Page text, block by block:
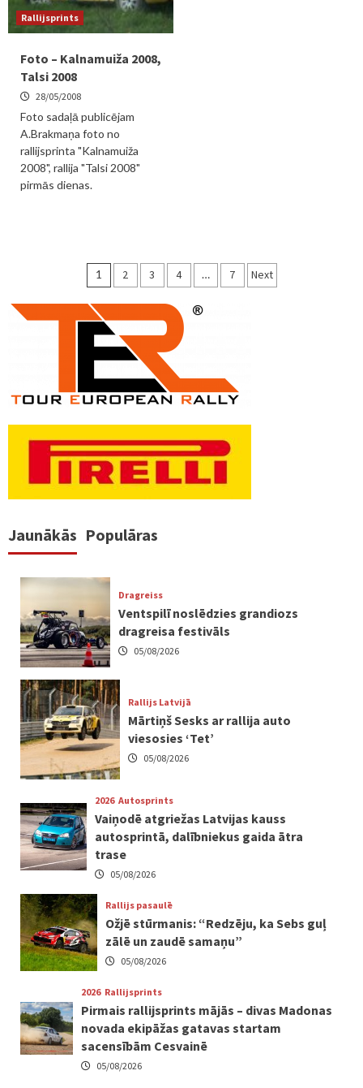
Rallijsprints
Foto – Kalnamuiža 2008,
Talsi 2008
28/05/2008
Foto sadaļā publicējam
A.Brakmaņa foto no
rallijsprinta "Kalnamuiža
2008", rallija "Talsi 2008"
pirmās dienas.
Ziņu
numerācija
pēc
lappusēm
1 2 3 4 … 7 Next
Jaunākās Populāras
Dragreiss
Ventspilī noslēdzies grandiozs
dragreisa festivāls
05/08/2026
Rallijs Latvijā
Mārtiņš Sesks ar rallija auto
viesosies ‘Tet’
05/08/2026
2026 Autosprints
Vaiņodē atgriežas Latvijas kauss
autosprintā, dalībniekus gaida ātra
trase
05/08/2026
Rallijs pasaulē
Ožjē stūrmanis: “Redzēju, ka Sebs guļ
zālē un zaudē samaņu”
05/08/2026
2026 Rallijsprints
Pirmais rallijsprints mājās – divas Madonas
novada ekipāžas gatavas startam
sacensībām Cesvainē
05/08/2026